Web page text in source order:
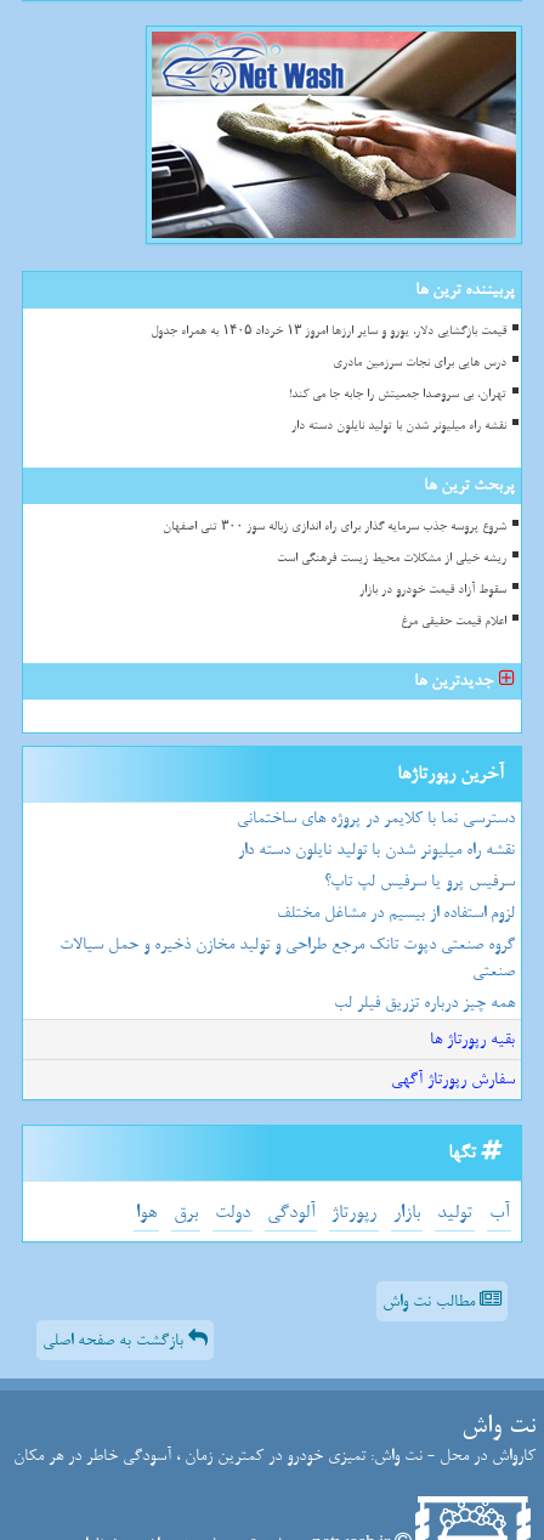
پربیننده ترین ها
قیمت بازگشایی دلار، یورو و سایر ارزها امروز ۱۳ خرداد ۱۴۰۵ به همراه جدول
درس هایی برای نجات سرزمین مادری
تهران، بی سروصدا جمعیتش را جابه جا می کند!
نقشه راه میلیونر شدن با تولید نایلون دسته دار
پربحث ترین ها
شروع پروسه جذب سرمایه گذار برای راه اندازی زباله سوز ۳۰۰ تنی اصفهان
ریشه خیلی از مشکلات محیط زیست فرهنگی است
سقوط آزاد قیمت خودرو در بازار
اعلام قیمت حقیقی مرغ
جدیدترین ها
آخرین رپورتاژها
دسترسی نما با کلایمر در پروژه های ساختمانی
نقشه راه میلیونر شدن با تولید نایلون دسته دار
سرفیس پرو یا سرفیس لپ تاپ؟
لزوم استفاده از بیسیم در مشاغل مختلف
گروه صنعتی دپوت تانک مرجع طراحی و تولید مخازن ذخیره و حمل سیالات
صنعتی
همه چیز درباره تزریق فیلر لب
بقیه رپورتاژ ها
سفارش رپورتاژ آگهی
تگها
آب تولید بازار رپورتاژ آلودگی دولت برق هوا
مطالب نت واش
بازگشت به صفحه اصلی
نت واش
کارواش در محل - نت واش: تمیزی خودرو در کمترین زمان ، آسودگی خاطر در هر مکان